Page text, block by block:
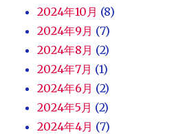
2024年10月 (8)
2024年9月 (7)
2024年8月 (2)
2024年7月 (1)
2024年6月 (2)
2024年5月 (2)
2024年4月 (7)